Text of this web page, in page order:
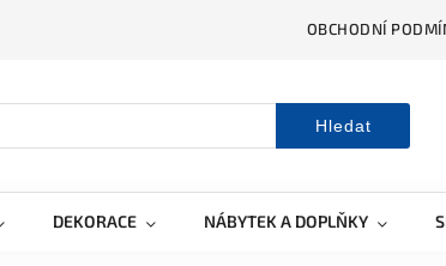
OBCHODNÍ
Hledat
DEKORACE NÁBYTEK A DOPLŇKY